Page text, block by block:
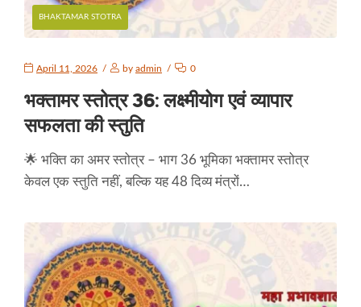
BHAKTAMAR STOTRA
April 11, 2026 by admin 0
भक्तामर स्तोत्र 36: लक्ष्मीयोग एवं व्यापार
सफलता की स्तुति
🌟 भक्ति का अमर स्तोत्र – भाग 36 भूमिका भक्तामर स्तोत्र
केवल एक स्तुति नहीं, बल्कि यह 48 दिव्य मंत्रों…